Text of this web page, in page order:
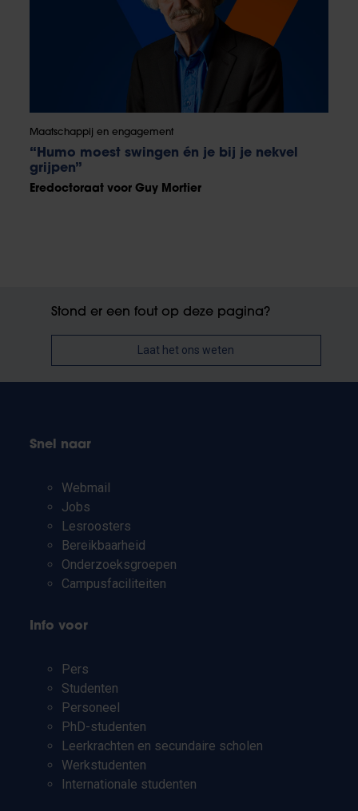
Maatschappij en engagement
“Humo moest swingen én je bij je nekvel
grijpen”
Eredoctoraat voor Guy Mortier
Stond er een fout op deze pagina?
Laat het ons weten
Snel naar
Webmail
Jobs
Lesroosters
Bereikbaarheid
Onderzoeksgroepen
Campusfaciliteiten
Info voor
Pers
Studenten
Personeel
PhD-studenten
Leerkrachten en secundaire scholen
Werkstudenten
Internationale studenten